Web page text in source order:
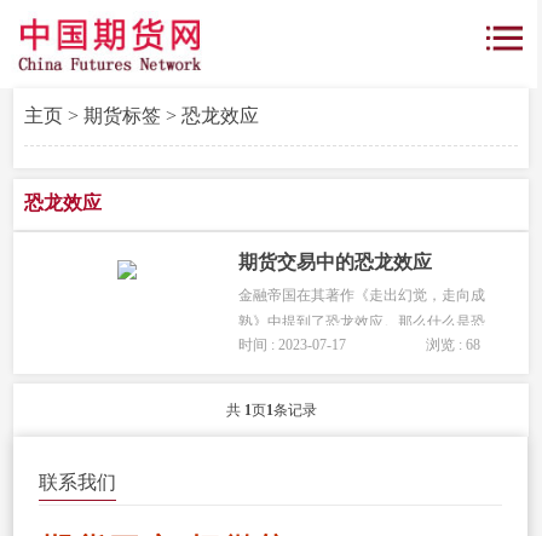
主页> 期货标签> 恐龙效应
恐龙效应
期货交易中的恐龙效应
金融帝国在其著作《走出幻觉，走向成
熟》中提到了恐龙效应。那么什么是恐
龙效应呢?恐龙效应告诉我们什么?...
时间 : 2023-07-17 浏览 : 68
共 1页1条记录
联系我们